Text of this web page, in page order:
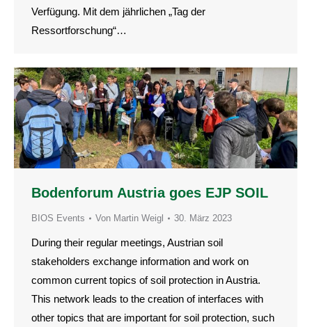
Verfügung. Mit dem jährlichen „Tag der
Ressortforschung“…
Bodenforum Austria goes EJP SOIL
BIOS Events Von Martin Weigl 30. März 2023
During their regular meetings, Austrian soil
stakeholders exchange information and work on
common current topics of soil protection in Austria.
This network leads to the creation of interfaces with
other topics that are important for soil protection, such